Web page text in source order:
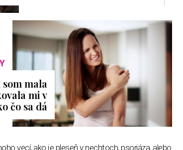
mala
mi v
čo sa dá
vecí, ako je pleseň v nechtoch, psoriáza, alebo